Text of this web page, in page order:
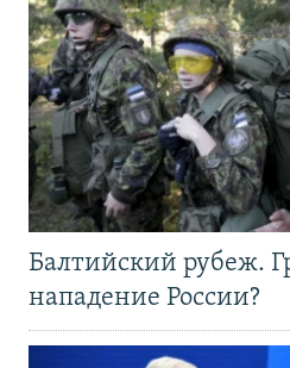
Балтийский рубеж.
нападение России?